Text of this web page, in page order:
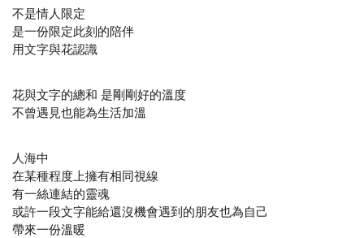
不是情人限定
是一份限定此刻的陪伴
用文字與花認識
花與文字的總和 是剛剛好的溫度
不曾遇見也能為生活加溫
人海中
在某種程度上擁有相同視線
有一絲連結的靈魂
或許一段文字能給還沒機會遇到的朋友也為自己
帶來一份溫暖